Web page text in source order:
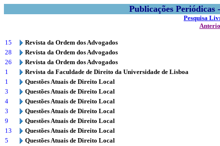
Publicações
Pesquisa
15
Revista da Ordem dos Advogados
28
Revista da Ordem dos Advogados
26
Revista da Ordem dos Advogados
1
Revista da Faculdade de Direito da Universidade de Lisboa
1
Questões Atuais de Direito Local
3
Questões Atuais de Direito Local
4
Questões Atuais de Direito Local
3
Questões Atuais de Direito Local
9
Questões Atuais de Direito Local
13
Questões Atuais de Direito Local
5
Questões Atuais de Direito Local